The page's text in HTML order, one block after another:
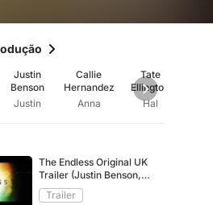
Justin
Benson
Justin
Callie
Hernandez
Anna
Tate
Ellington
Hal
The Endless Original UK
Trailer (Justin Benson,
Aaron Moorhead, 2017)
Trailer